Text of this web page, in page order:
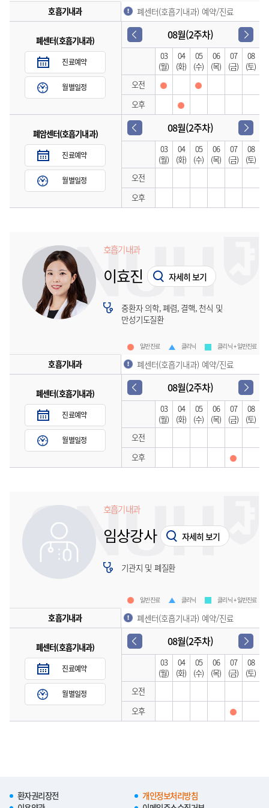
호흡기내과 폐센터(호흡기내과) 예약/진료
폐센터(호흡기내과)
진료예약
월별일정
08월(2주차)
03
(월)
04
(화)
05
(수)
06
(목)
07
(금)
08
(토)
오전
오후
폐암센터(호흡기내과)
진료예약
월별일정
08월(2주차)
03
(월)
04
(화)
05
(수)
06
(목)
07
(금)
08
(토)
오전
오후
호흡기내과
이효진 자세히 보기
중환자 의학, 폐렴, 결핵, 천식 및
만성기도질환
일반진료 클리닉 클리닉 + 일반진료
호흡기내과 폐센터(호흡기내과) 예약/진료
폐센터(호흡기내과)
진료예약
월별일정
08월(2주차)
03
(월)
04
(화)
05
(수)
06
(목)
07
(금)
08
(토)
오전
오후
호흡기내과
임상강사 자세히 보기
기관지 및 폐질환
일반진료 클리닉 클리닉 + 일반진료
호흡기내과 폐센터(호흡기내과) 예약/진료
폐센터(호흡기내과)
진료예약
월별일정
08월(2주차)
03
(월)
04
(화)
05
(수)
06
(목)
07
(금)
08
(토)
오전
오후
환자권리장전
개인정보처리방침